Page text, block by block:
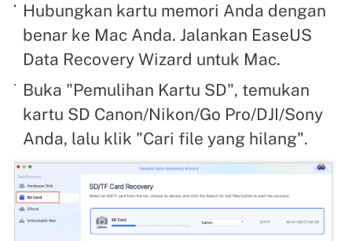
Hubungkan kartu memori Anda dengan
benar ke Mac Anda. Jalankan EaseUS
Data Recovery Wizard untuk Mac.
Buka "Pemulihan Kartu SD", temukan
kartu SD Canon/Nikon/Go Pro/DJI/Sony
Anda, lalu klik "Cari file yang hilang".